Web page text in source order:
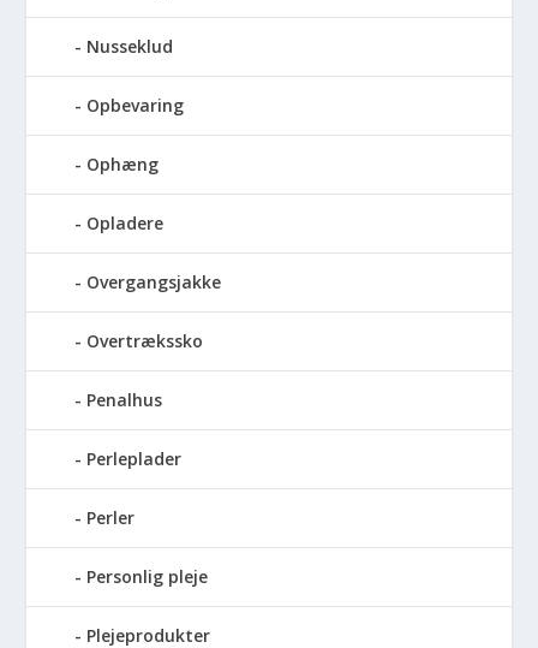
Nusseklud
Opbevaring
Ophæng
Opladere
Overgangsjakke
Overtrækssko
Penalhus
Perleplader
Perler
Personlig pleje
Plejeprodukter